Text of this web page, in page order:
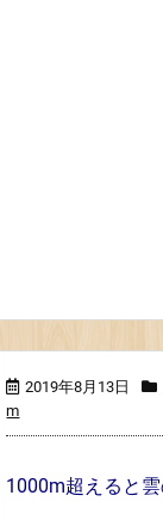
2019年8月13日
m
1000m超えると雲